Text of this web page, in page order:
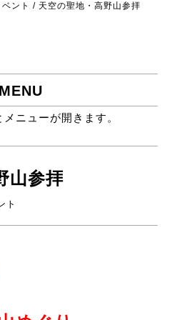
ベント / 天空の聖地・高野山参拝
MENU
ニューが開きます。
山参拝
ト